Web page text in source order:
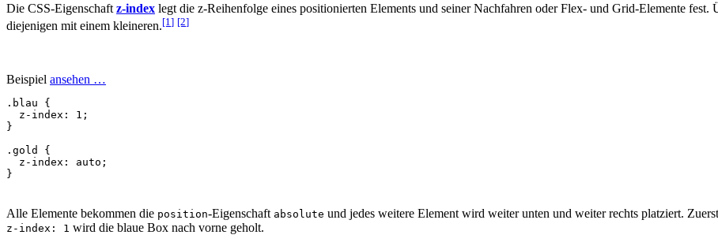
Die CSS-Eigenschaft z-index legt die z-Reihenfolge eines positionierten Elements und seiner Nachfahren oder Flex- und Grid-Elemente fest.
diejenigen mit einem kleineren.[1 ] [2]
Beispiel ansehen …
.blau
{
z-index : 1 ;
}
.gold
{
z-index : auto ;
}
Alle Elemente bekommen die position-Eigenschaft absolute und jedes weitere Element wird weiter unten und weiter rechts platziert.
z-index: 1 wird die blaue Box nach vorne geholt.